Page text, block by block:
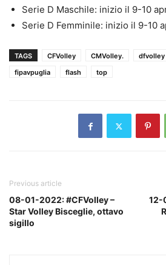
Serie D Maschile: inizio il 9-10
Serie D Femminile: inizio il 9-10
TAGS CFVolley CMVolley. dfvolley
fipavpuglia
flash top
Previous article
08-01-2022: #CFVolley –
Star Volley Bisceglie, ottavo
sigillo
12-